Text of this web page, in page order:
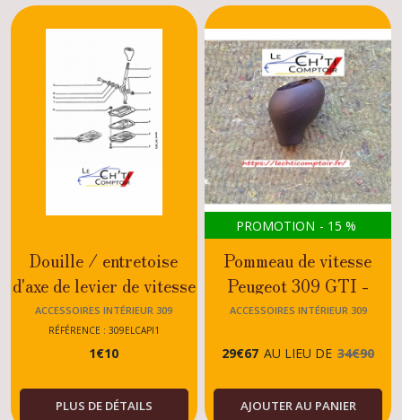
Douille / entretoise
d'axe de levier de vitesse
Peugeot 309
GTI/GTI16/TURBO
DIESEL/TOUS
MODELES
ACCESSOIRES INTÉRIEUR 309
RÉFÉRENCE : 309ELCAPI1
1€10
PLUS DE DÉTAILS
PROMOTION - 15 %
Pommeau de vitesse
Peugeot 309 GTI -
GTI16 - DIESEL -
MODELES
ACCESSOIRES INTÉRIEUR 309
29€67 AU LIEU DE 34€90
AJOUTER AU PANIER